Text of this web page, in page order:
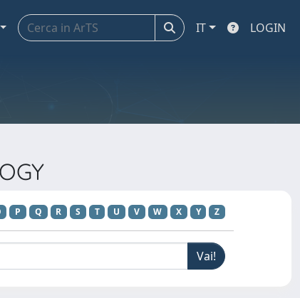
IT LOGIN
P Q R S T U V W X Y Z